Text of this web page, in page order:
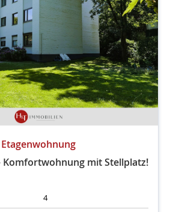
Etagenwohnung
Komfortwohnung mit Stellplatz!
4